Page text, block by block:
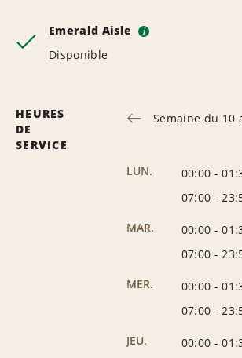
Emerald Aisle i
Disponible
HEURES
DE
SERVICE
Semaine du 10
LUN. 00:00 -
07:00 -
MAR.
00:00 -
07:00 -
MER.
00:00 -
07:00 -
JEU.
00:00 -